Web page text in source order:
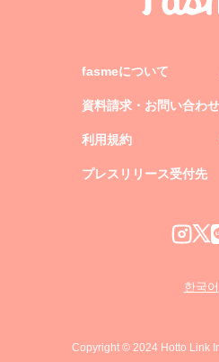
fasmeについて
資料請求・お問い合わせ
利用規約
プレスリリース受付先
한국어
Copyright © 2024 Hotto Link